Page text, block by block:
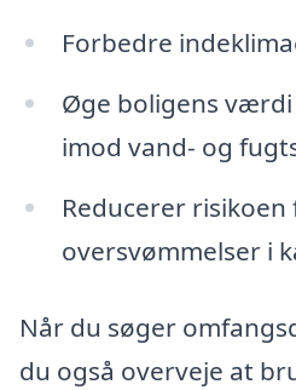
Forbedre
Øge boligens
imod vand- og
Reducerer risikoen
oversvømmelser i
Når du søger
du også overveje at